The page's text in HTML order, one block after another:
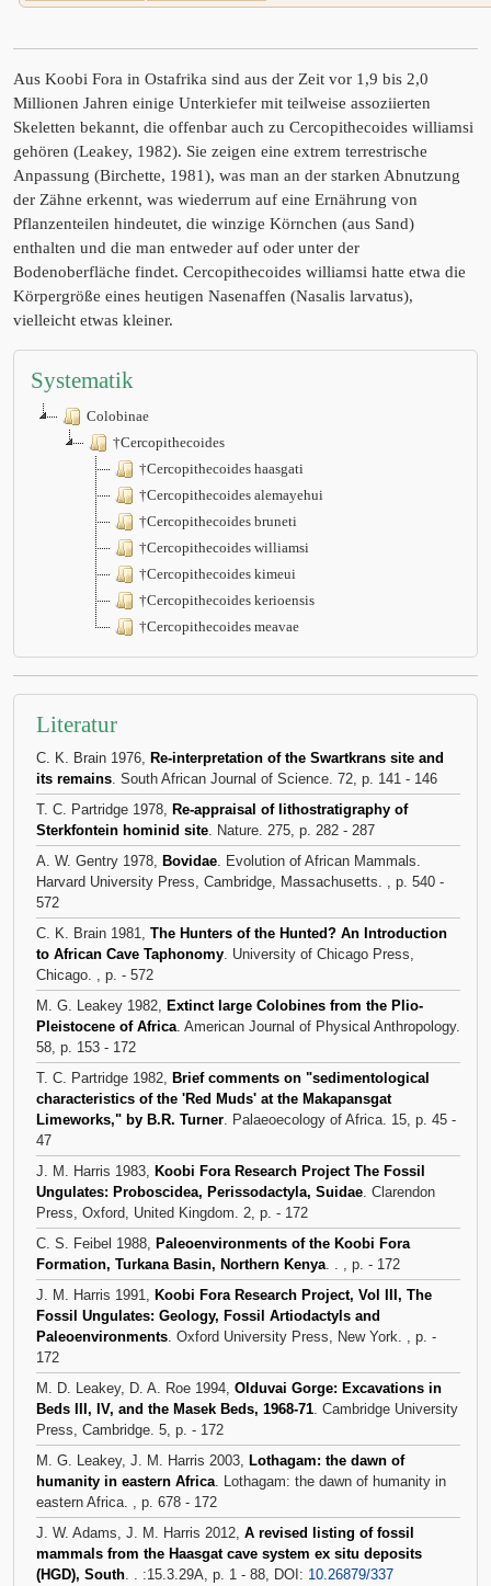
Aus Koobi Fora in Ostafrika sind aus der Zeit vor 1,9 bis 2,0
Millionen Jahren einige Unterkiefer mit teilweise assoziierten
Skeletten bekannt, die offenbar auch zu Cercopithecoides williamsi
gehören (Leakey, 1982). Sie zeigen eine extrem terrestrische
Anpassung (Birchette, 1981), was man an der starken Abnutzung
der Zähne erkennt, was wiederrum auf eine Ernährung von
Pflanzenteilen hindeutet, die winzige Körnchen (aus Sand)
enthalten und die man entweder auf oder unter der
Bodenoberfläche findet. Cercopithecoides williamsi hatte etwa die
Körpergröße eines heutigen Nasenaffen (Nasalis larvatus),
vielleicht etwas kleiner.
Systematik
Colobinae
†Cercopithecoides
†Cercopithecoides haasgati
†Cercopithecoides alemayehui
†Cercopithecoides bruneti
†Cercopithecoides williamsi
†Cercopithecoides kimeui
†Cercopithecoides kerioensis
†Cercopithecoides meavae
Literatur
C. K. Brain 1976, Re-interpretation of the Swartkrans site and
its remains. South African Journal of Science. 72, p. 141 - 146
T. C. Partridge 1978, Re-appraisal of lithostratigraphy of
Sterkfontein hominid site. Nature. 275, p. 282 - 287
A. W. Gentry 1978, Bovidae. Evolution of African Mammals.
Harvard University Press, Cambridge, Massachusetts. , p. 540 -
572
C. K. Brain 1981, The Hunters of the Hunted? An Introduction
to African Cave Taphonomy. University of Chicago Press,
Chicago. , p. - 572
M. G. Leakey 1982, Extinct large Colobines from the Plio-
Pleistocene of Africa. American Journal of Physical Anthropology.
58, p. 153 - 172
T. C. Partridge 1982, Brief comments on "sedimentological
characteristics of the 'Red Muds' at the Makapansgat
Limeworks," by B.R. Turner. Palaeoecology of Africa. 15, p. 45 -
47
J. M. Harris 1983, Koobi Fora Research Project The Fossil
Ungulates: Proboscidea, Perissodactyla, Suidae. Clarendon
Press, Oxford, United Kingdom. 2, p. - 172
C. S. Feibel 1988, Paleoenvironments of the Koobi Fora
Formation, Turkana Basin, Northern Kenya. . , p. - 172
J. M. Harris 1991, Koobi Fora Research Project, Vol III, The
Fossil Ungulates: Geology, Fossil Artiodactyls and
Paleoenvironments. Oxford University Press, New York. , p. -
172
M. D. Leakey, D. A. Roe 1994, Olduvai Gorge: Excavations in
Beds III, IV, and the Masek Beds, 1968-71. Cambridge University
Press, Cambridge. 5, p. - 172
M. G. Leakey, J. M. Harris 2003, Lothagam: the dawn of
humanity in eastern Africa. Lothagam: the dawn of humanity in
eastern Africa. , p. 678 - 172
J. W. Adams, J. M. Harris 2012, A revised listing of fossil
mammals from the Haasgat cave system ex situ deposits
(HGD), South. . :15.3.29A, p. 1 - 88, DOI: 10.26879/337